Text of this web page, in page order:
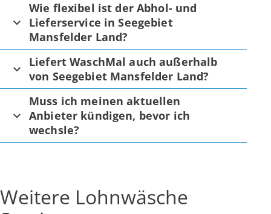
Wie flexibel ist der Abhol- und
Lieferservice in Seegebiet
Mansfelder Land?
Liefert WaschMal auch außerhalb
von Seegebiet Mansfelder Land?
Muss ich meinen aktuellen
Anbieter kündigen, bevor ich
wechsle?
Weitere Lohnwäsche